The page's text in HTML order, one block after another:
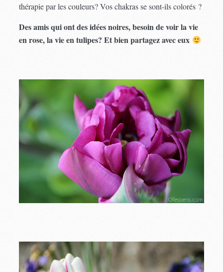
thérapie par les couleurs? Vos chakras se sont-ils colorés ?
Des amis qui ont des idées noires, besoin de voir la vie
en rose, la vie en tulipes? Et bien partagez avec eux